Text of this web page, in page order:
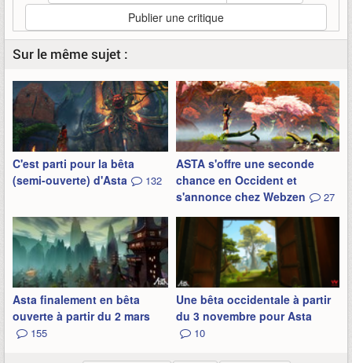
Publier une critique
Sur le même sujet :
C'est parti pour la bêta
(semi-ouverte) d'Asta
132
ASTA s'offre une seconde
chance en Occident et
s'annonce chez Webzen
27
Asta finalement en bêta
ouverte à partir du 2 mars
155
Une bêta occidentale à partir
du 3 novembre pour Asta
10